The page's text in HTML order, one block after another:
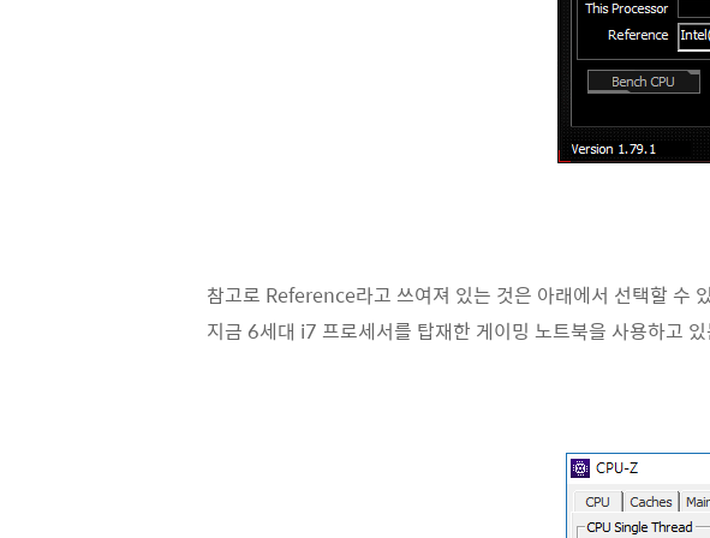
참고로 Reference라고 쓰여져 있는 것은 아래에서 선택할 수
지금 6세대 i7 프로세서를 탑재한 게이밍 노트북을 사용하고